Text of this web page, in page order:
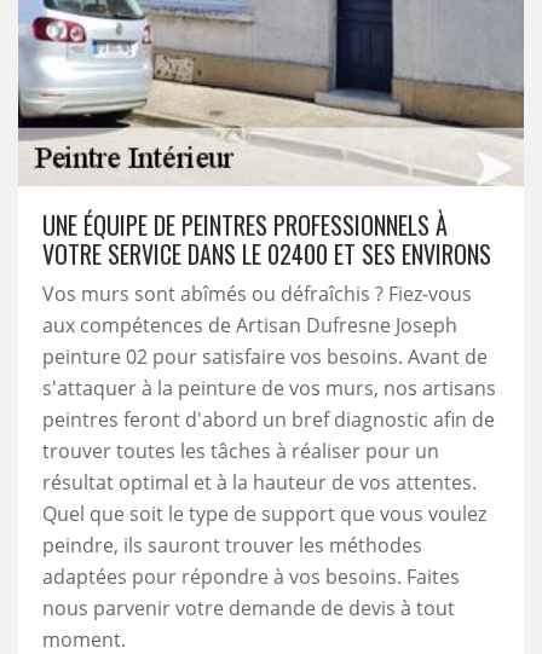
UNE ÉQUIPE DE PEINTRES PROFESSIONNELS À
VOTRE SERVICE DANS LE 02400 ET SES ENVIRONS
Vos murs sont abîmés ou défraîchis ? Fiez-vous
aux compétences de Artisan Dufresne Joseph
peinture 02 pour satisfaire vos besoins. Avant de
s'attaquer à la peinture de vos murs, nos artisans
peintres feront d'abord un bref diagnostic afin de
trouver toutes les tâches à réaliser pour un
résultat optimal et à la hauteur de vos attentes.
Quel que soit le type de support que vous voulez
peindre, ils sauront trouver les méthodes
adaptées pour répondre à vos besoins. Faites
nous parvenir votre demande de devis à tout
moment.